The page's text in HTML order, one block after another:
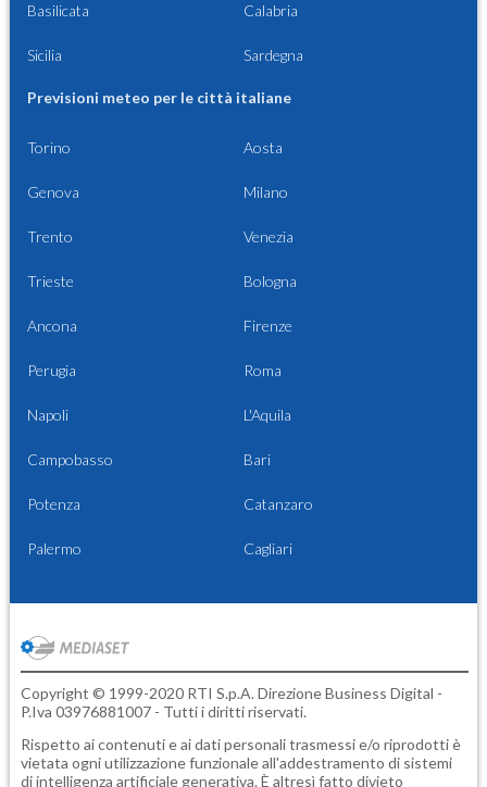
Basilicata Calabria
Sicilia Sardegna
Previsioni meteo per le città italiane
Torino Aosta
Genova Milano
Trento Venezia
Trieste Bologna
Ancona Firenze
Perugia Roma
Napoli L'Aquila
Campobasso Bari
Potenza Catanzaro
Palermo Cagliari
Copyright © 1999-2020 RTI S.p.A. Direzione Business Digital -
P.Iva 03976881007 - Tutti i diritti riservati.
Rispetto ai contenuti e ai dati personali trasmessi e/o riprodotti è
vietata ogni utilizzazione funzionale all'addestramento di sistemi
di intelligenza artificiale generativa. È altresì fatto divieto